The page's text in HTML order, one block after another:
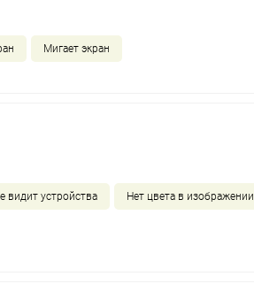
Мигает экран
видит устройства Нет цвета в изображении